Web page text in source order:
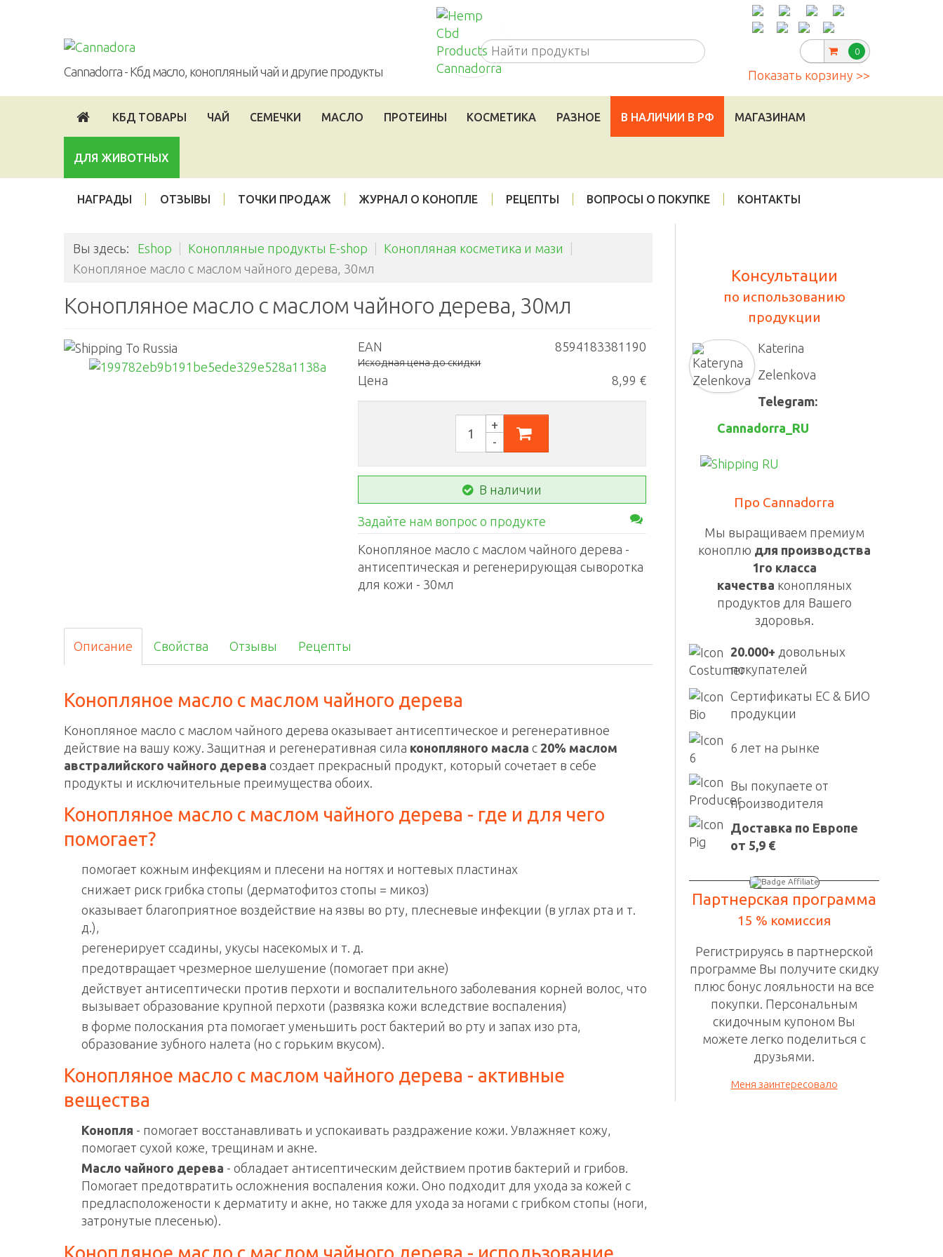
Cannadorra - Кбд масло, конопляный чай и другие продукты
0
Показать корзину >>
КБД ТОВАРЫ ЧАЙ СЕМЕЧКИ МАСЛО ПРОТЕИНЫ КОСМЕТИКА РАЗНОЕ В НАЛИЧИИ В РФ МАГАЗИНАМ
ДЛЯ ЖИВОТНЫХ
НАГРАДЫ ОТЗЫВЫ ТОЧКИ ПРОДАЖ ЖУРНАЛ О КОНОПЛЕ РЕЦЕПТЫ ВОПРОСЫ О ПОКУПКЕ КОНТАКТЫ
Вы здесь: Eshop Конопляные продукты E-shop Конопляная косметика и мази
Конопляное масло с маслом чайного дерева, 30мл
Конопляное масло с маслом чайного дерева, 30мл
EAN 8594183381190
Исходная цена до скидки
Цена 8,99 €
В наличии
Задайте нам вопрос о продукте
Конопляное масло с маслом чайного дерева -
антисептическая и регенерирующая сыворотка
для кожи - 30мл
Описание Свойства Отзывы Рецепты
Конопляное масло с маслом чайного дерева
Конопляное масло с маслом чайного дерева оказывает антисептическое и регенеративное
действие на вашу кожу. Защитная и регенеративная сила конопляного масла с 20% маслом
австралийского чайного дерева cоздает прекрасный продукт, который сочетает в себе
продукты и исключительные преимущества обоих.
Конопляное масло с маслом чайного дерева - где и для чего
помогает?
помогает кожным инфекциям и плесени на ногтях и ногтевых пластинах
снижает риск грибка стопы (дерматофитоз стопы = микоз)
оказывает благоприятное воздействие на язвы во рту, плесневые инфекции (в углах рта и т.
д.),
регенерирует ссадины, укусы насекомых и т. д.
предотвращает чрезмерное шелушение (помогает при акне)
действует антисептически против перхоти и воспалительного заболевания корней волос, что
вызывает образование крупной перхоти (развязка кожи вследствие воспаления)
в форме полоскания рта помогает уменьшить рост бактерий во рту и запах изо рта,
образование зубного налета (но с горьким вкусом).
Конопляное масло с маслом чайного дерева - активные
вещества
Конопля - помогает восстанавливать и успокаивать раздражение кожи. Увлажняет кожу,
помогает сухой коже, трещинам и акне.
Масло чайного дерева - обладает антисептическим действием против бактерий и грибов.
Помогает предотвратить осложнения воспаления кожи. Оно подходит для ухода за кожей с
предласположености к дерматиту и акне, но также для ухода за ногами с грибком стопы (ноги,
затронутые плесенью).
Конопляное масло с маслом чайного дерева - использование
Консультации
по использованию
продукции
Katerina
Zelenkova
Telegram:
Cannadorra_RU
Про Cannadorra
Мы выращиваем премиум
коноплю для производства
1го класса
качества конопляных
продуктов для Вашего
здоровья.
20.000+ довольных
покупателей
Сертификаты ЕС & БИО
продукции
6 лет на рынке
Вы покупаете от
производителя
Доставка по Европе
от 5,9 €
Партнерская программа
15 % комиссия
Регистрируясь в партнерской
программе Вы получите скидку
плюс бонус лояльности на все
покупки. Персональным
скидочным купоном Вы
можете легко поделиться с
друзьями.
Меня заинтересовало